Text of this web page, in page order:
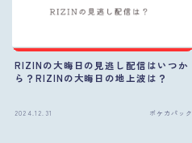
RIZINの大晦日の見逃し配信はいつか
ら？RIZINの大晦日の地上波は？
2024.12.31 ポケカパック